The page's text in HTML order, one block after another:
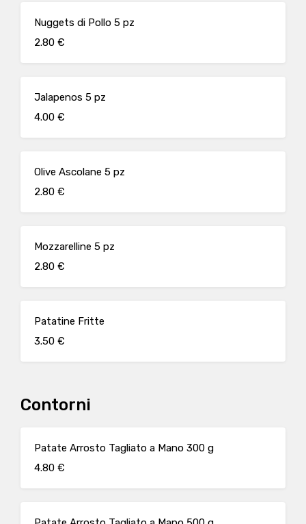
Nuggets di Pollo 5 pz
2.80 €
Jalapenos 5 pz
4.00 €
Olive Ascolane 5 pz
2.80 €
Mozzarelline 5 pz
2.80 €
Patatine Fritte
3.50 €
Contorni
Patate Arrosto Tagliato a Mano 300 g
4.80 €